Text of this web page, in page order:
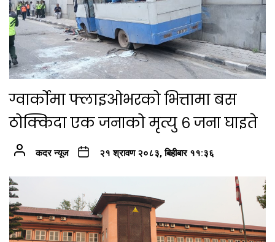
ग्वार्कोमा फ्लाइओभरको भित्तामा बस
ठोक्किदा एक जनाको मृत्यु ६ जना घाइते
कदर न्यूज २१ श्रावण २०८३, बिहीबार ११:३६